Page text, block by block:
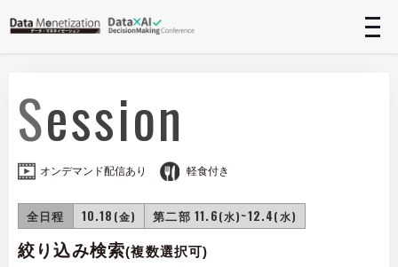
Session
全日程 10.18 (金) 第二部 11.6(水)~12.4(水)
オンデマンド配信あり 軽食付き
絞り込み検索(複数選択可)